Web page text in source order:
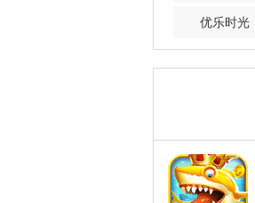
优乐时光